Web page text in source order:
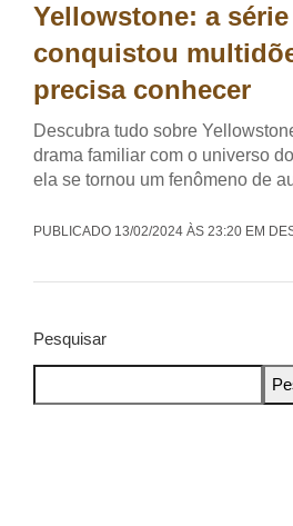
Yellowstone: a
conquistou
precisa conhecer
Descubra tudo sobre
drama familiar com o universo
ela se tornou um fenômeno de
PUBLICADO 13/02/2024 ÀS 23:20 EM
Pesquisar